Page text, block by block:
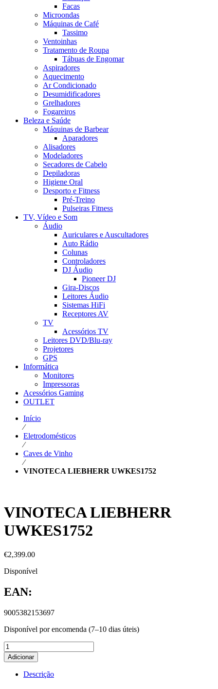
Facas
Microondas
Máquinas de Café
Tassimo
Ventoinhas
Tratamento de Roupa
Tábuas de Engomar
Aspiradores
Aquecimento
Ar Condicionado
Desumidificadores
Grelhadores
Fogareiros
Beleza e Saúde
Máquinas de Barbear
Aparadores
Alisadores
Modeladores
Secadores de Cabelo
Depiladoras
Higiene Oral
Desporto e Fitness
Pré-Treino
Pulseiras Fitness
TV, Vídeo e Som
Áudio
Auriculares e Auscultadores
Auto Rádio
Colunas
Controladores
DJ Áudio
Pioneer DJ
Gira-Discos
Leitores Áudio
Sistemas HiFi
Receptores AV
TV
Acessórios TV
Leitores DVD/Blu-ray
Projetores
GPS
Informática
Monitores
Impressoras
Acessórios Gaming
OUTLET
Início
⁄
Eletrodomésticos
⁄
Caves de Vinho
⁄
VINOTECA LIEBHERR UWKES1752
VINOTECA LIEBHERR
UWKES1752
€2,399.00
Disponível
EAN:
9005382153697
Disponível por encomenda (7–10 dias úteis)
Adicionar
Descrição